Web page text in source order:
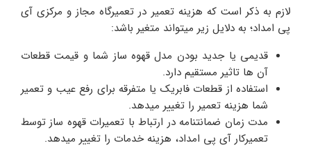
لازم به ذکر است که هزینه تعمیر در تعمیرگاه مجاز و مرکزی آی
پی امداد؛ به دلایل زیر میتواند متغیر باشد:
قدیمی یا جدید بودن مدل قهوه ساز شما و قیمت قطعات
آن ها تاثیر مستقیم دارد.
استفاده از قطعات فابریک یا متفرقه برای رفع عیب و تعمیر
شما هزینه تعمیر را تغییر میدهد.
مدت زمان ضمانتنامه در ارتباط با تعمیرات قهوه ساز توسط
تعمیرکار آی پی امداد، هزینه خدمات را تغییر میدهد.